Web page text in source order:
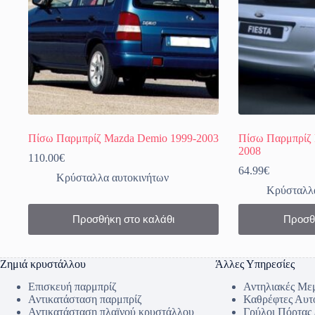
Πίσω Παρμπρίζ Mazda Demio 1999-2003
110.00€
Κρύσταλλα αυτοκινήτων
Προσθήκη στο καλάθι
Πίσω Παρμπρίζ
2008
64.99€
Ζημιά κρυστάλλου
Επισκευή παρμπρίζ
Αντικατάσταση παρμπρίζ
Αντικατάσταση πλαϊνού κρυστάλλου
Άλλες Υπηρεσίες
Αντηλιακές
Καθρέφτες
Γρύλοι Πόρτας